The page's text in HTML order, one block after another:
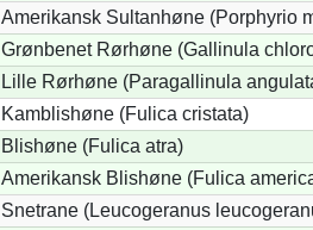
Amerikansk Sultanhøne (Porphyrio
Grønbenet Rørhøne (Gallinula
Lille Rørhøne (Paragallinula
Kamblishøne (Fulica cristata)
Blishøne (Fulica atra)
Amerikansk Blishøne (Fulica
Snetrane (Leucogeranus